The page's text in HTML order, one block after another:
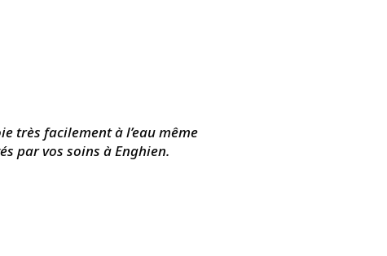
très facilement à l’eau même
par vos soins à Enghien.